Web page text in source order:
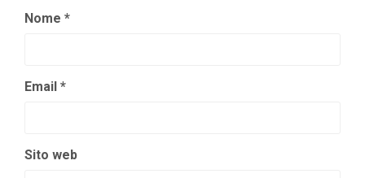
Nome *
Email *
Sito web